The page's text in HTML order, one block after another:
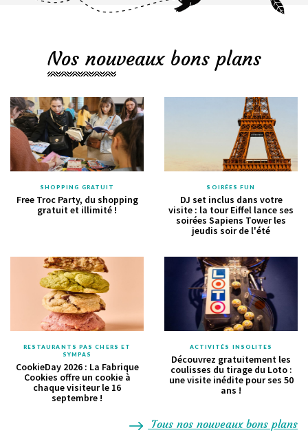
Nos nouveaux bons plans
SHOPPING GRATUIT
Free Troc Party, du shopping
gratuit et illimité !
SOIRÉES FUN
DJ set inclus dans votre
visite : la tour Eiffel lance ses
soirées Sapiens Tower les
jeudis soir de l'été
RESTAURANTS PAS CHERS ET
SYMPAS
CookieDay 2026 : La Fabrique
Cookies offre un cookie à
chaque visiteur le 16
septembre !
ACTIVITÉS INSOLITES
Découvrez gratuitement les
coulisses du tirage du Loto :
une visite inédite pour ses 50
ans !
Tous nos nouveaux bons plans